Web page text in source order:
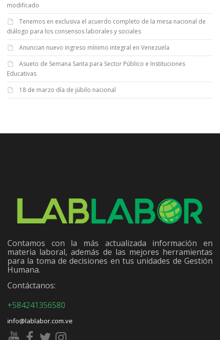
modificado
Tenemos en exclusiva el acuerdo completo de la mesa nacional de
diálogo para los consensos laborales y sociales
Anuncian nuevo ingreso mínimo integral en Venezuela
Asueto de Semana Santa para Sector Público e Instituciones
Educativas
18 de marzo día de júbilo nacional
Contamos con la más actualizada información en
materia laboral, además de las mejores herramientas
para la toma de decisiones en tus unidades de Gestión
Humana.
Contáctanos:
+584241356580
info@lablabor.com.ve